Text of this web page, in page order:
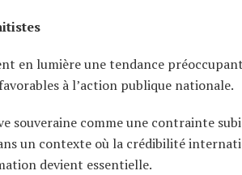
en lumière une tendance
à l’action publique nationale.
souveraine comme une contrainte
un contexte où la crédibilité
devient essentielle.